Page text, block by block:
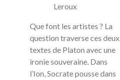
Leroux
Que font les artistes ? La
question traverse ces deux
textes de Platon avec une
ironie souveraine. Dans
l’Ion, Socrate pousse dans